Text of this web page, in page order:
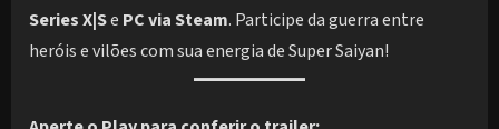
Series X|Se PC via Steam. Participe da guerra entre
heróis e vilões com sua energia de Super Saiyan!